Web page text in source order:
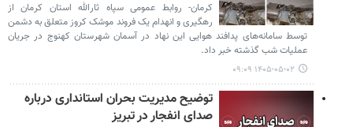
کرمان- روابط عمومی سپاه ثارالله استان کرمان از
رهگیری و انهدام یک فروند موشک کروز متعلق به دشمن
توسط سامانه‌های پدافند هوایی این نهاد در آسمان شهرستان کهنوج در جریان
عملیات شب گذشته خبر داد.
۱۴۰۵-۰۵-۰۲ ۰۹:۰۹
توضیح مدیریت بحران استانداری درباره
صدای انفجار در تبریز